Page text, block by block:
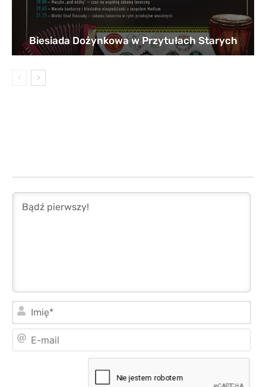
Biesiada Dożynkowa w Przytułach Starych